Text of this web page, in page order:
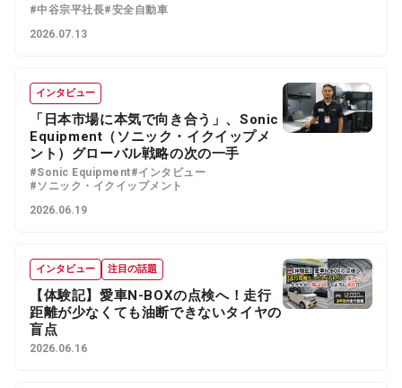
#中谷宗平社長#安全自動車
2026.07.13
インタビュー
「日本市場に本気で向き合う」、Sonic
Equipment（ソニック・イクイップメ
ント）グローバル戦略の次の一手
#Sonic Equipment#インタビュー
#ソニック・イクイップメント
2026.06.19
インタビュー 注目の話題
【体験記】愛車N-BOXの点検へ！走行
距離が少なくても油断できないタイヤの
盲点
2026.06.16